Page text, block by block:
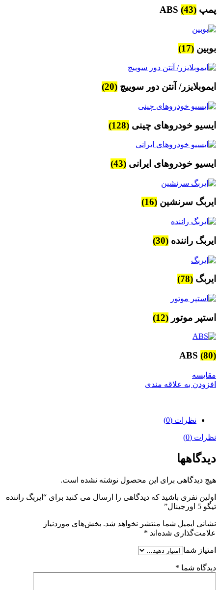
پمپ ABS (43)
بوبین (17)
ایموبلایزر/ آنتن دور سوییچ (20)
ایسیو خودروهای چینی (128)
ایسیو خودروهای ایرانی (43)
ایربگ سرنشین (16)
ایربگ راننده (30)
ایربگ (78)
استپر موتور (12)
ABS (80)
مقایسه
افزودن به علاقه مندی
نظرات (0)
نظرات (0)
دیدگاهها
هیچ دیدگاهی برای این محصول نوشته نشده است.
اولین نفری باشید که دیدگاهی را ارسال می کنید برای “ایربگ راننده
تیگو 5 اورجینال”
نشانی ایمیل شما منتشر نخواهد شد. بخش‌های موردنیاز
علامت‌گذاری شده‌اند *
امتیاز شما
دیدگاه شما *